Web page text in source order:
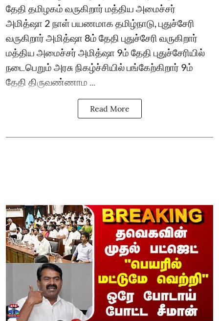
தேதி தமிழகம் வருகிறார் மத்திய அமைச்சர்
அமித்ஷா 2 நாள் பயணமாக தமிழ்நாடு, புதுச்சேரி
வருகிறார் அமித்ஷா 8ம் தேதி புதுச்சேரி வருகிறார்
மத்திய அமைச்சர் அமித்ஷா 9ம் தேதி புதுச்சேரியில்
நடைபெறும் அரசு நிகழ்ச்சியில் பங்கேற்கிறார் 9ம்
தேதி திருவண்ணாம ...
Read More